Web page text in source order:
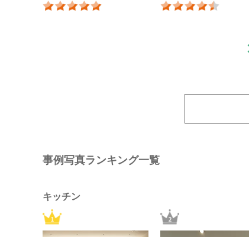
事例写真ランキング一覧
キッチン